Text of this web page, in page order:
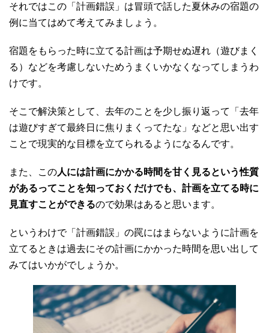
それではこの「計画錯誤」は冒頭で話した夏休みの宿題の
例に当てはめて考えてみましょう。
宿題をもらった時に立てる計画は予期せぬ遅れ（遊びまく
る）などを考慮しないためうまくいかなくなってしまうわ
けです。
そこで解決策として、去年のことを少し振り返って「去年
は遊びすぎて最終日に焦りまくってたな」などと思い出す
ことで現実的な目標を立てられるようになるんです。
また、この人には計画にかかる時間を甘く見るという性質
があるってことを知っておくだけでも、計画を立てる時に
見直すことができるので効果はあると思います。
というわけで「計画錯誤」の罠にはまらないように計画を
立てるときは過去にその計画にかかった時間を思い出して
みてはいかがでしょうか。